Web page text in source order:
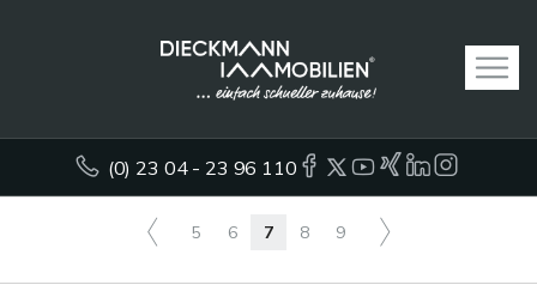
(0) 23 04 - 23 96 110
5 6 7 8 9